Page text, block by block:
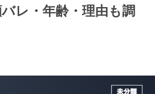
レ・年齢・理由も調